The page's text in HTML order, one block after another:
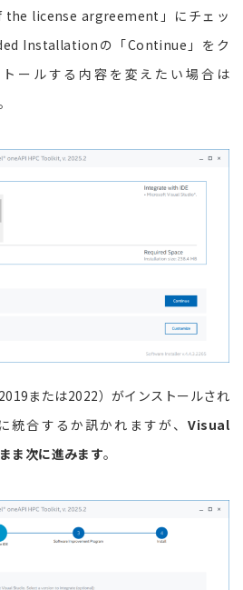
the license argreement」にチェッ
Installationの「Continue」をク
ールする内容を変えたい場合は
または2022）がインストールされ
統合するか訊かれますが、Visual
ま次に進みます。